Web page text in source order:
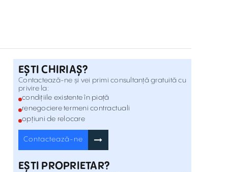
Inchiriere
Închiriere Birouri Constanta În Mamaia
243-245
Bdul. Mamaia 243-245 , Constanța
Închiriere Spațiu Birou În Mamaia 208
Bdul. Mamaia 208 , Constanța
Bd. Mamaia 171 B , Constanța
EȘTI CHIRIAȘ?
Contactează-ne și vei primi consultanță gratuită cu
privire la:
condițiile existente în piață
renegociere termeni contractuali
opțiuni de relocare
Contactează-ne
EȘTI PROPRIETAR?